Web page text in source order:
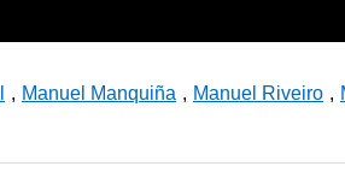
, Manuel Manquiña , Manuel Riveiro ,